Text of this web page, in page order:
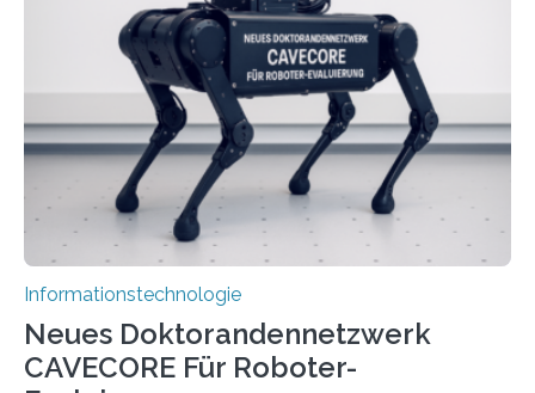
Prozessoren stoßen an ihre Grenzen: Sie verbrauchen
viel Energie, die Speicher- und Verarbeitungseinheiten
sind voneinander getrennt und die Datenübertragung
bremst komplexe Anwendungen aus. Da KI-Modelle
immer größer werden und riesige Datenmengen
verarbeiten müssen, steigt der Bedarf an neuen
Rechenarchitekturen. Neben Quantencomputern
rücken dabei insbesondere…
Informationstechnologie
Neues Doktorandennetzwerk
CAVECORE Für Roboter-